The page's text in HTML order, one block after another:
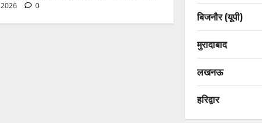
2026
0
बिजनौर (यूपी)
मुरादाबाद
लखनऊ
हरिद्वार